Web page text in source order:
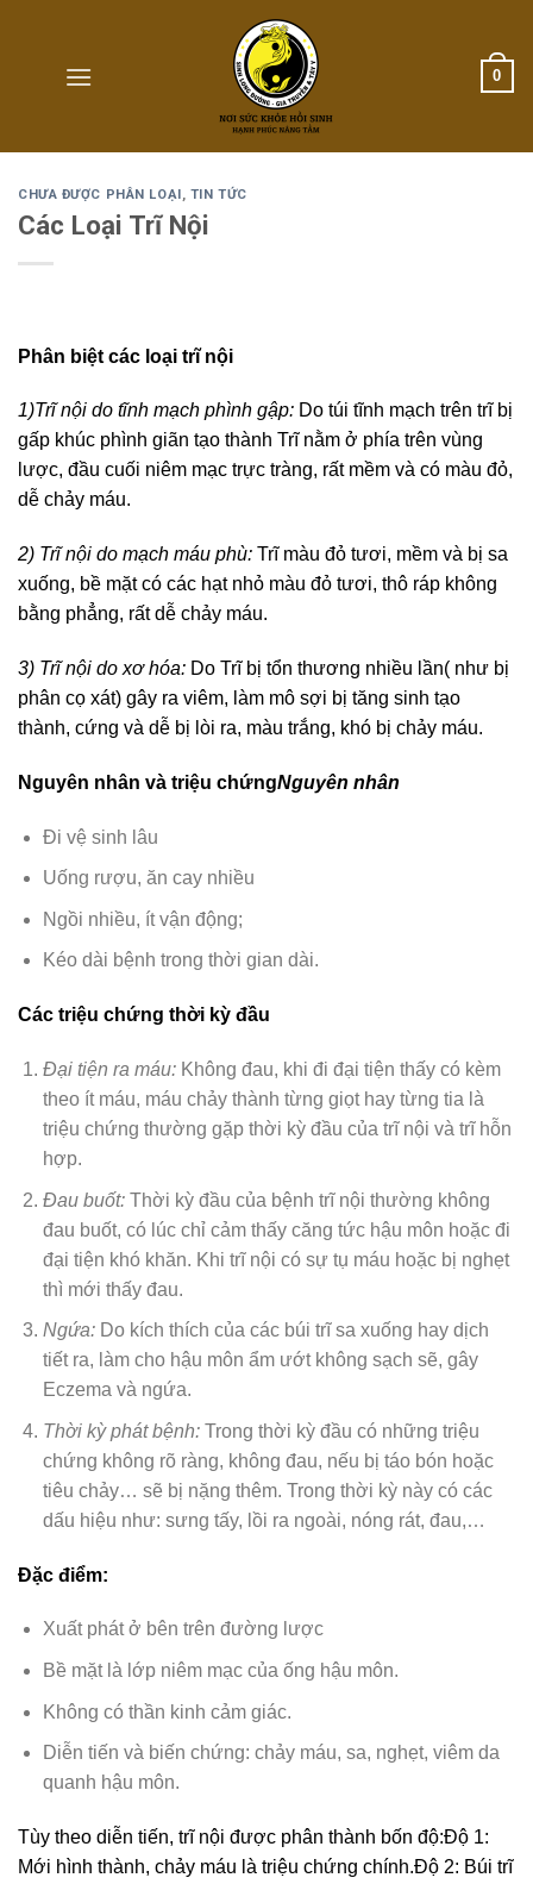
0
CHƯA ĐƯỢC PHÂN LOẠI, TIN TỨC
Các Loại Trĩ Nội
Phân biệt các loại trĩ nội
1)Trĩ nội do tĩnh mạch phình gập: Do túi tĩnh mạch trên trĩ bị
gấp khúc phình giãn tạo thành Trĩ nằm ở phía trên vùng
lược, đầu cuối niêm mạc trực tràng, rất mềm và có màu đỏ,
dễ chảy máu.
2) Trĩ nội do mạch máu phù: Trĩ màu đỏ tươi, mềm và bị sa
xuống, bề mặt có các hạt nhỏ màu đỏ tươi, thô ráp không
bằng phẳng, rất dễ chảy máu.
3) Trĩ nội do xơ hóa: Do Trĩ bị tổn thương nhiều lần( như bị
phân cọ xát) gây ra viêm, làm mô sợi bị tăng sinh tạo
thành, cứng và dễ bị lòi ra, màu trắng, khó bị chảy máu.
Nguyên nhân và triệu chứngNguyên nhân
Đi vệ sinh lâu
Uống rượu, ăn cay nhiều
Ngồi nhiều, ít vận động;
Kéo dài bệnh trong thời gian dài.
Các triệu chứng thời kỳ đầu
Đại tiện ra máu:Không đau, khi đi đại tiện thấy có kèm
theo ít máu, máu chảy thành từng giọt hay từng tia là
triệu chứng thường gặp thời kỳ đầu của trĩ nội và trĩ hỗn
hợp.
Đau buốt:Thời kỳ đầu của bệnh trĩ nội thường không
đau buốt, có lúc chỉ cảm thấy căng tức hậu môn hoặc đi
đại tiện khó khăn. Khi trĩ nội có sự tụ máu hoặc bị nghẹt
thì mới thấy đau.
Ngứa:Do kích thích của các búi trĩ sa xuống hay dịch
tiết ra, làm cho hậu môn ẩm ướt không sạch sẽ, gây
Eczema và ngứa.
Thời kỳ phát bệnh:Trong thời kỳ đầu có những triệu
chứng không rõ ràng, không đau, nếu bị táo bón hoặc
tiêu chảy… sẽ bị nặng thêm. Trong thời kỳ này có các
dấu hiệu như: sưng tấy, lồi ra ngoài, nóng rát, đau,…
Đặc điểm:
Xuất phát ở bên trên đường lược
Bề mặt là lớp niêm mạc của ống hậu môn.
Không có thần kinh cảm giác.
Diễn tiến và biến chứng: chảy máu, sa, nghẹt, viêm da
quanh hậu môn.
Tùy theo diễn tiến, trĩ nội được phân thành bốn độ:Độ 1:
Mới hình thành, chảy máu là triệu chứng chính.Độ 2: Búi trĩ